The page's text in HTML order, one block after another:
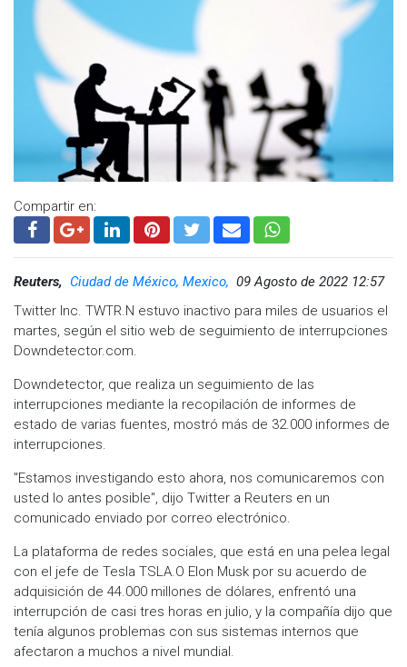
Compartir en:
Reuters, Ciudad de México, Mexico, 09 Agosto de 2022 12:57
Twitter Inc. TWTR.N estuvo inactivo para miles de usuarios el
martes, según el sitio web de seguimiento de interrupciones
Downdetector.com.
Downdetector, que realiza un seguimiento de las
interrupciones mediante la recopilación de informes de
estado de varias fuentes, mostró más de 32.000 informes de
interrupciones.
"Estamos investigando esto ahora, nos comunicaremos con
usted lo antes posible", dijo Twitter a Reuters en un
comunicado enviado por correo electrónico.
La plataforma de redes sociales, que está en una pelea legal
con el jefe de Tesla TSLA.O Elon Musk por su acuerdo de
adquisición de 44.000 millones de dólares, enfrentó una
interrupción de casi tres horas en julio, y la compañía dijo que
tenía algunos problemas con sus sistemas internos que
afectaron a muchos a nivel mundial.